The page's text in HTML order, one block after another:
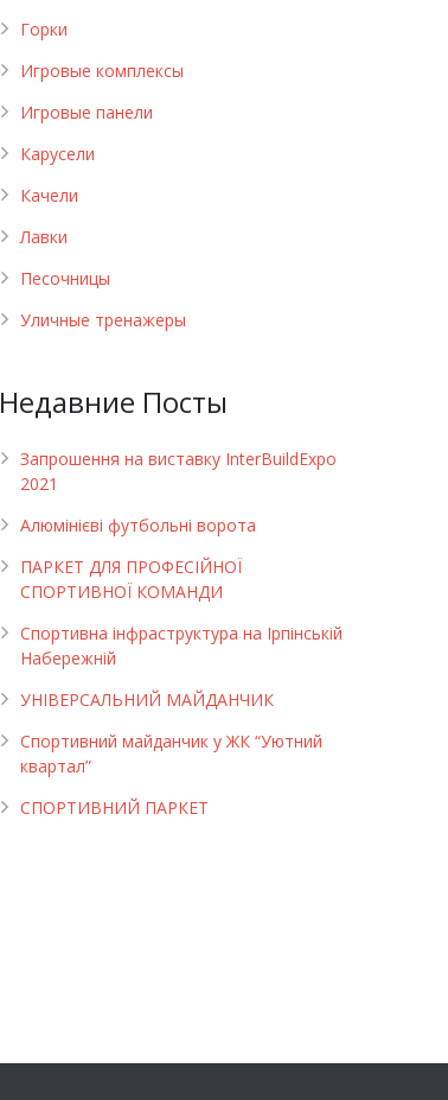
Горки
Игровые комплексы
Игровые панели
Карусели
Качели
Лавки
Песочницы
Уличные тренажеры
Недавние Посты
Запрошення на виставку InterBuildExpo
2021
Алюмінієві футбольні ворота
ПАРКЕТ ДЛЯ ПРОФЕСІЙНОЇ
СПОРТИВНОЇ КОМАНДИ
Спортивна інфраструктура на Ірпінській
Набережній
УНІВЕРСАЛЬНИЙ МАЙДАНЧИК
Cпортивний майданчик у ЖК “Уютний
квартал”
СПОРТИВНИЙ ПАРКЕТ